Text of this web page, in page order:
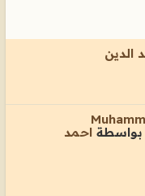
الدين
بواسطة احمد